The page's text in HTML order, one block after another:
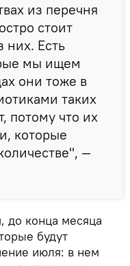
из перечня
стоит
них. Есть
мы ищем
они тоже в
таких
потому что их
которые
—
до конца месяца
будут
июля: в нем